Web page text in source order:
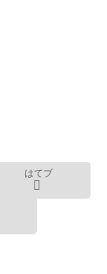
はてブ